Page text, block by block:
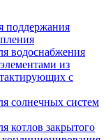
поддержания
водоснабжения
из
с
солнечных систем
котлов закрытого